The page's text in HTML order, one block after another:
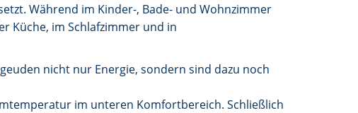
Während im Kinder-, Bade- und Wohnzimmer
Küche, im Schlafzimmer und in
nicht nur Energie, sondern sind dazu noch
im unteren Komfortbereich. Schließlich